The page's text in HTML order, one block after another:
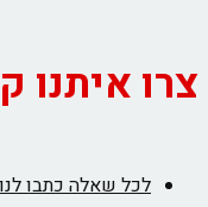
צרו איתנו
לכל שאלה כתבו